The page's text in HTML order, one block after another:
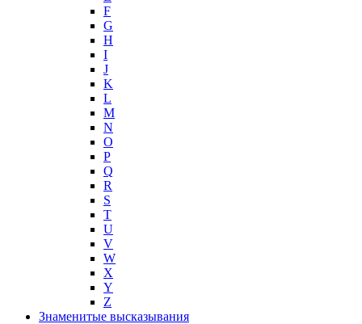
F
G
H
I
J
K
L
M
N
O
P
Q
R
S
T
U
V
W
X
Y
Z
Знаменитые высказывания